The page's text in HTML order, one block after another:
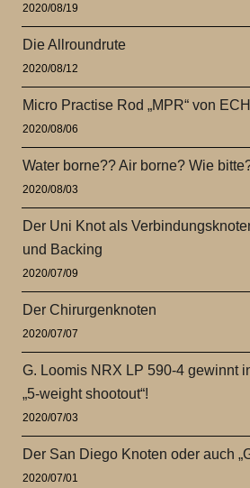
2020/08/19
Die Allroundrute
2020/08/12
Micro Practise Rod „MPR“ von
2020/08/06
Water borne?? Air borne? Wie
2020/08/03
Der Uni Knot als
und Backing
2020/07/09
Der Chirurgenknoten
2020/07/07
G. Loomis NRX LP 590-4 gewinnt
„5-weight shootout“!
2020/07/03
Der San Diego Knoten oder auch
2020/07/01